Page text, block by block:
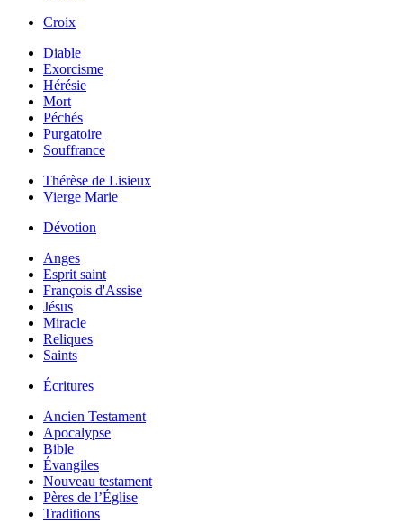
Croix
Diable
Exorcisme
Hérésie
Mort
Péchés
Purgatoire
Souffrance
Thérèse de Lisieux
Vierge Marie
Dévotion
Anges
Esprit saint
François d'Assise
Jésus
Miracle
Reliques
Saints
Écritures
Ancien Testament
Apocalypse
Bible
Évangiles
Nouveau testament
Pères de l’Église
Traditions